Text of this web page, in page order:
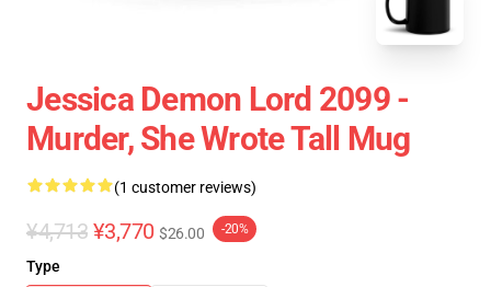
Jessica Demon Lord 2099 -
Murder, She Wrote Tall Mug
(1 customer reviews)
¥4,713 ¥3,770 $26.00 -20%
Type